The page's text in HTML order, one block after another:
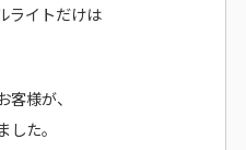
ライトだけは
様が、
た。